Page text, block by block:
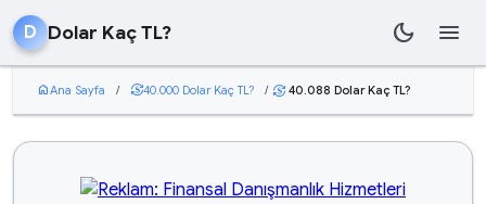
D Dolar Kaç TL? dark_mode menu
homeAna Sayfa / currency_exchange40.000 Dolar Kaç TL? / currency_exchange 40.088 Dolar Kaç TL?